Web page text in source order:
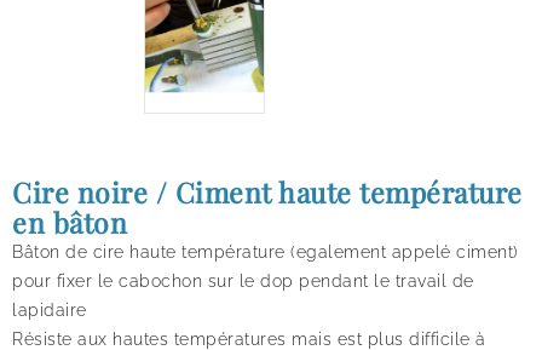
Cire noire / Ciment haute température
en bâton
Bâton de cire haute température (egalement appelé ciment)
pour fixer le cabochon sur le dop pendant le travail de
lapidaire
Résiste aux hautes températures mais est plus difficile à